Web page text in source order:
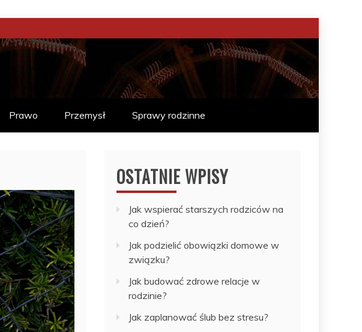
Prawo Przemysł Sprawy rodzinne
OSTATNIE WPISY
Jak wspierać starszych rodziców na
co dzień?
Jak podzielić obowiązki domowe w
związku?
Jak budować zdrowe relacje w
rodzinie?
Jak zaplanować ślub bez stresu?